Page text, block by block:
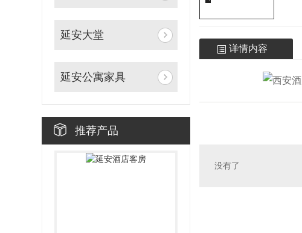
延安大堂
延安公寓家具
推荐产品
详情内容
没有了